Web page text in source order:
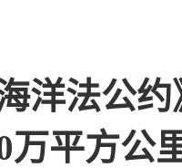
洋法公
万平方公